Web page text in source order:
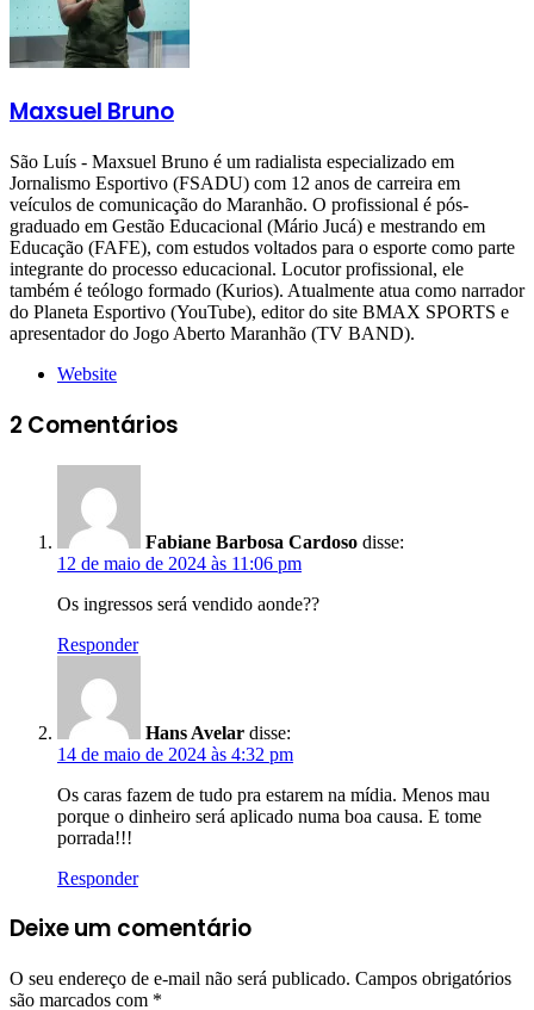
Maxsuel Bruno
São Luís - Maxsuel Bruno é um radialista especializado em
Jornalismo Esportivo (FSADU) com 12 anos de carreira em
veículos de comunicação do Maranhão. O profissional é pós-
graduado em Gestão Educacional (Mário Jucá) e mestrando em
Educação (FAFE), com estudos voltados para o esporte como parte
integrante do processo educacional. Locutor profissional, ele
também é teólogo formado (Kurios). Atualmente atua como narrador
do Planeta Esportivo (YouTube), editor do site BMAX SPORTS e
apresentador do Jogo Aberto Maranhão (TV BAND).
Website
2 Comentários
Fabiane Barbosa Cardoso disse:
12 de maio de 2024 às 11:06 pm
Os ingressos será vendido aonde??
Responder
Hans Avelar disse:
14 de maio de 2024 às 4:32 pm
Os caras fazem de tudo pra estarem na mídia. Menos mau
porque o dinheiro será aplicado numa boa causa. E tome
porrada!!!
Responder
Deixe um comentário
O seu endereço de e-mail não será publicado. Campos obrigatórios
são marcados com *